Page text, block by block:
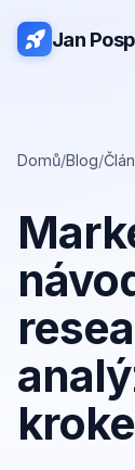
Jan
Domů/Blog/